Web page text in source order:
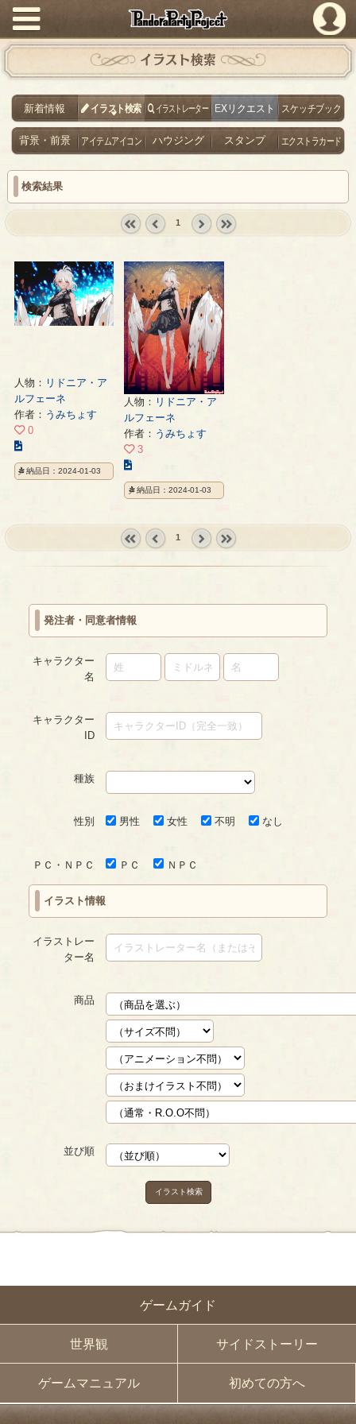
PandoraPartyProject
ゲームガイド
世界観 サイドストーリー
ゲームマニュアル 初めての方へ
イラスト検索
新着情報 イラスト検索 イラストレーター EXリクエスト スケッチブック
背景・前景 アイテムアイコン ハウジング スタンプ エクストラカード
検索結果
1
人物： リドニア・ア
ルフェーネ
作者： うみちょす
0
の
イ
納品日：2024-01-03
人物： リドニア・ア
ルフェーネ
作者： うみちょす
3
の
イ
ス
ト
ジ
納品日：2024-01-03
1
発注者・同意者情報
キャラクター
名
キャラクター
ID
種族
性別 男性 女性 不明 なし
ＰＣ・ＮＰＣ ＰＣ ＮＰＣ
イラスト情報
イラストレー
ター名
商品
並び順
イラスト検索